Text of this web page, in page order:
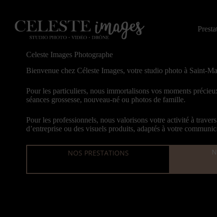
contenu
Celeste Images Photographe
Bienvenue chez Céleste Images, votre studio photo à Saint-
Pour les particuliers, nous immortalisons vos moments
séances grossesse, nouveau-né ou photos de famille.
Pour les professionnels, nous valorisons votre activité à
d’entreprise ou desvisuels produits, adaptés à votre
NOS PRESTATIONS